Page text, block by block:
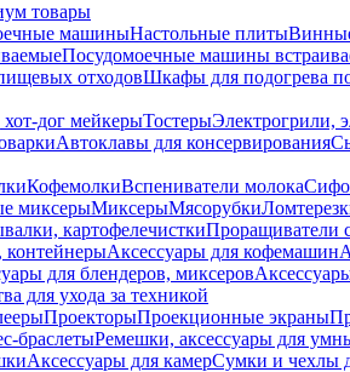
товары
машиныНастольные плиты
Посудомоечные машины
отходовШкафы для подогрева
дог мейкерыТостерыЭлектрогрили,
Автоклавы для консервирования
КофемолкиВспениватели молока
миксерыМиксерыМясорубки
картофелечисткиПроращиватели
Аксессуары для кофемашин
для блендеров, миксеров
для ухода за техникой
ПроекторыПроекционные экраны
браслетыРемешки, аксессуары для
Аксессуары для камерСумки и чехлы